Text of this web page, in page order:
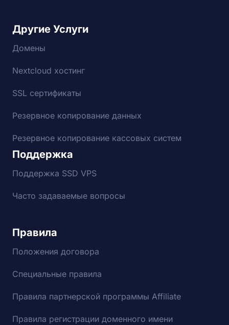
Другие Услуги
Домены
Nextcloud хостинг
SSL сертификаты
Резервное копирование данных
Резервное копирование кассовых систем
Поддержка
Поддержка SSD VPS
Часто задаваемые вопросы
Правила
Положения договора
Специальные правила
Правила партнерской программы Affiliate
Правила регистрации доменного имени